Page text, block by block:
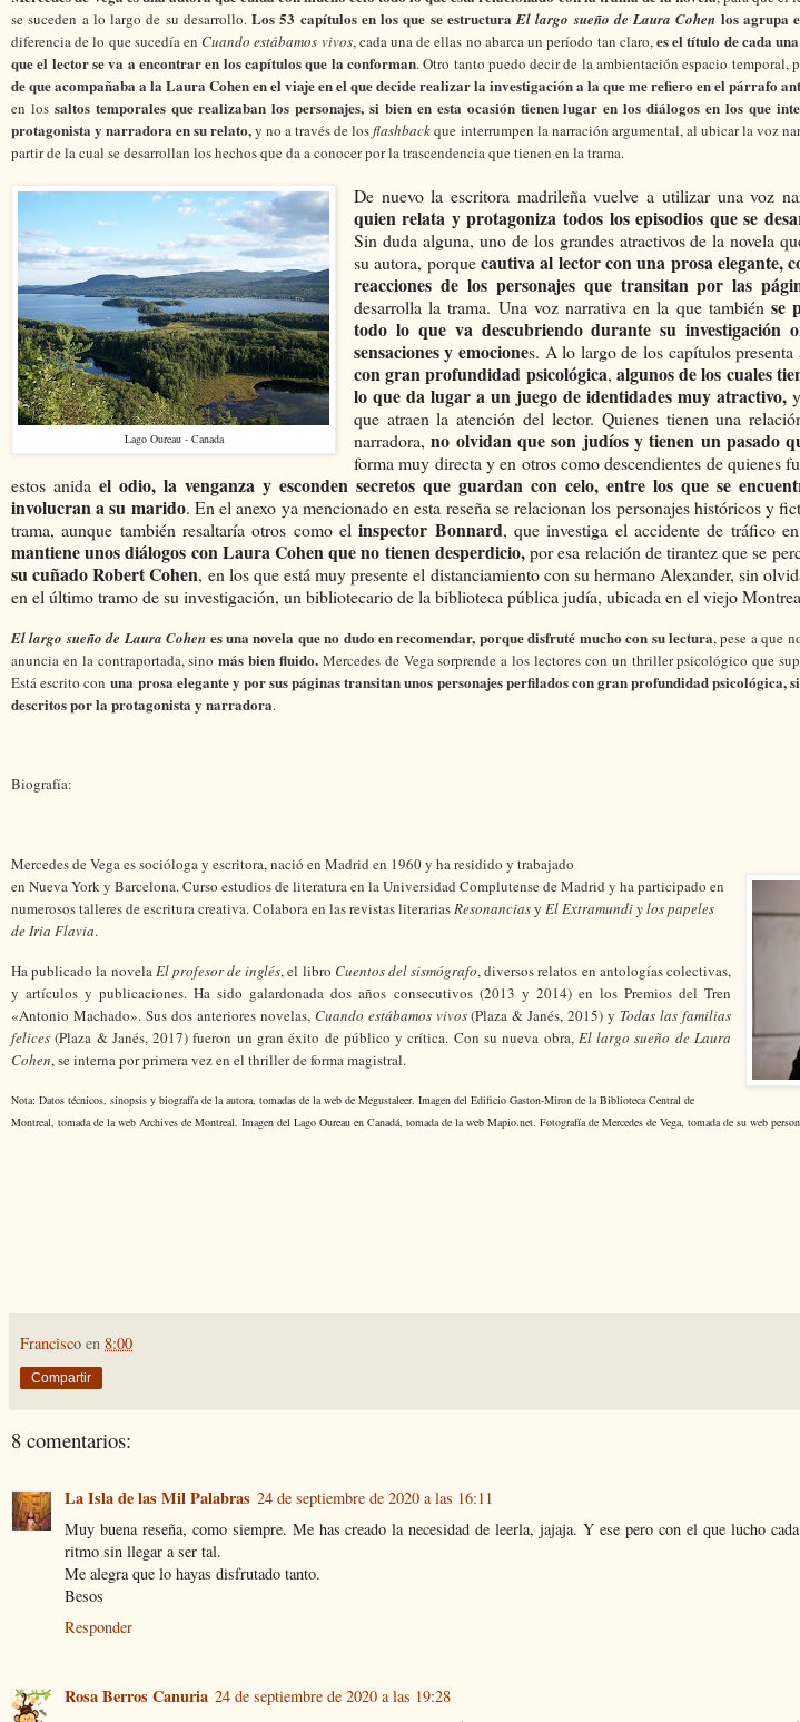
se suceden a lo largo de su desarrollo. Los 53 capítulos en los que se estructura El largo sueño de Laura Cohen los agrupa
diferencia de lo que sucedía en Cuando estábamos vivos, cada una de ellas no abarca un período tan claro,es el título de cada
que el lector se va a encontrar en los capítulos que la conforman. Otro tanto puedo decir de la ambientación espacio temporal,
de que acompañaba a la Laura Cohen en el viaje en el que decide realizar la investigación a la que me refiero en el párrafo
en los saltos temporales que realizaban los personajes, si bien en esta ocasión tienen lugar en los diálogos en los que
protagonista y narradora en su relato,y no a través de losflashbackque interrumpen la narración argumental, al ubicar la voz
partir de la cual se desarrollan los hechos que da a conocer por la trascendencia que tienen en la trama.
Lago Oureau - Canada
De nuevo la escritora madrileña vuelve a utilizar una voz
quien relata y protagoniza todos los episodios que se
Sin duda alguna, uno de los grandes atractivos de la novela
su autora, porquecautiva al lector con una prosa elegante,
reacciones de los personajes que transitan por las
desarrolla la trama. Una voz narrativa en la que tambiénse
todo lo que va descubriendo durante su investigación
sensaciones y emociones. A lo largo de los capítulos
con gran profundidad psicológica, algunos de los cuales
lo que da lugar a un juego de identidades muy atractivo,y
que atraen la atención del lector. Quienes tienen una
narradora,no olvidan que son judíos y tienen un pasado
forma muy directa y en otros como descendientes de quienes
estos anida el odio, la venganza y esconden secretos que guardan con celo, entre los que se
involucran a su marido. En el anexo ya mencionado en esta reseña se relacionan los personajes históricos y
trama, aunque también resaltaría otros como elinspector Bonnard, que investiga el accidente de tráfico
mantiene unos diálogos con Laura Cohen que no tienen desperdicio,por esa relación de tirantez que se
su cuñadoRobert Cohen, en los que está muy presente el distanciamiento con su hermano Alexander, sin
en el último tramo de su investigación, un bibliotecario de la biblioteca pública judía, ubicada en el viejo
El largo sueño de Laura Cohen es una novela que no dudo en recomendar, porque disfruté mucho con su lectura, pese a que
anuncia en la contraportada, sino más bien fluido. Mercedes de Vega sorprende a los lectores con un thriller psicológico que
Está escrito conuna prosa elegante y por sus páginas transitan unos personajes perfilados con gran profundidad psicológica,
descritos por la protagonista y narradora.
Biografía:
Mercedes de Vega es socióloga y escritora, nació en Madrid en 1960 y ha residido y trabajado
en Nueva York y Barcelona. Curso estudios de literatura en la Universidad Complutense de Madrid y ha participado en
numerosos talleres de escritura creativa. Colabora en las revistas literariasResonanciasy El Extramundi y los papeles
de Iria Flavia.
Ha publicado la novelaEl profesor de inglés, el libro Cuentos del sismógrafo, diversos relatos en antologías colectivas,
y artículos y publicaciones. Ha sido galardonada dos años consecutivos (2013 y 2014) en los Premios del Tren
«Antonio Machado». Sus dos anteriores novelas, Cuando estábamos vivos(Plaza & Janés, 2015) y Todas las familias
felices (Plaza & Janés, 2017) fueron un gran éxito de público y crítica. Con su nueva obra, El largo sueño de Laura
Cohen, se interna por primera vez en el thriller de forma magistral.
Nota: Datos técnicos, sinopsis y biografía de la autora, tomadas de la web de Megustaleer. Imagen del Edificio Gaston-Miron de la Biblioteca Central de
Montreal, tomada de la web Archives de Montreal. Imagen del Lago Oureau en Canadá, tomada de la web Mapio.net. Fotografía de Mercedes de Vega, tomada de su web
Francisco en 8:00
Compartir
8 comentarios:
La Isla de las Mil Palabras 24 de septiembre de 2020 a las 16:11
Muy buena reseña, como siempre. Me has creado la necesidad de leerla, jajaja. Y ese pero con el que lucho
ritmo sin llegar a ser tal.
Me alegra que lo hayas disfrutado tanto.
Besos
Responder
Rosa Berros Canuria 24 de septiembre de 2020 a las 19:28